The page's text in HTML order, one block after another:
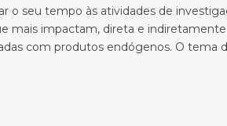
o seu tempo às atividades de
mais impactam, direta e
com produtos endógenos. O